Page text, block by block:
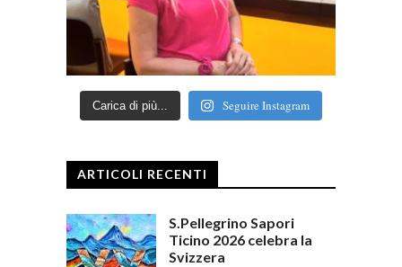
Carica di più... Seguire Instagram
ARTICOLI RECENTI
S.Pellegrino Sapori
Ticino 2026 celebra la
Svizzera